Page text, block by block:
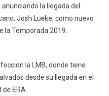
A
LOS
LEONES
la llegada del
Josh Lueke, como nuevo
la Temporada 2019.
la LMB, donde tiene
desde su llegada en el
ERA.